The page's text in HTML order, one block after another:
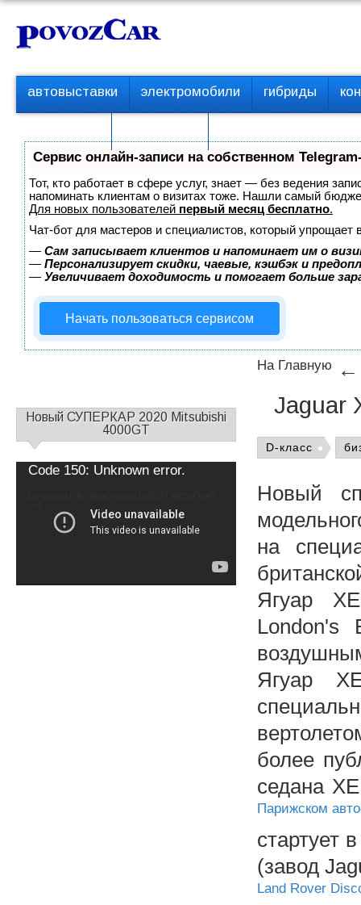
Перейти
контенту
р
о
е
м
е
ю
автовыставки электромобили гибриды
Сервис онлайн-записи на собственном
Тот, кто работает в сфере услуг, знает — без ведения
напоминать клиентам о визитах тоже. Нашли самый
Для новых пользователей первый месяц бесплатно.
Чат-бот для мастеров и специалистов, который упрощает
— Сам записывает клиентов и напоминает им о
— Персонализирует скидки, чаевые, кэшбэк и
— Увеличивает доходимость и помогает больше
Начать пользоваться сервисом
На Главную
Jaguar
D-класс
Новый
на
Ягуар
London's
Ягуар
более
седана
Парижском
стартует
(завод
Land Rover
С
д
Новый СУПЕРКАР 2020 Mitsubishi
4000GT
Video
Code 150: Unknown error.